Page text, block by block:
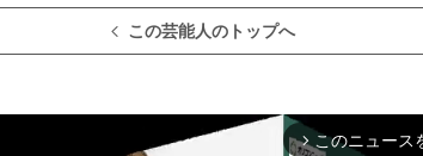
この芸能人のトップへ
arrow_forward_ios このニュース